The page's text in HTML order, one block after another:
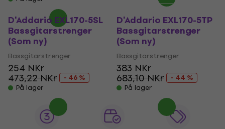
D'Addario EXL170-5SL
Bassgitarstrenger
(Som ny)
Bassgitarstrenger
254 NKr
473,22 NKr
- 46 %
På lager
D'Addario EXL170-5TP
Bassgitarstrenger
(Som ny)
Bassgitarstrenger
383 NKr
683,10 NKr
- 44 %
På lager